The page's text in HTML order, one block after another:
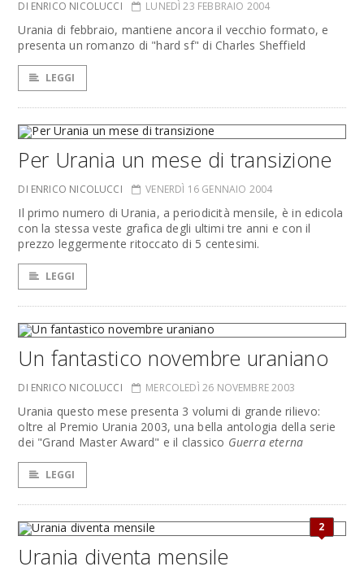
DI ENRICO NICOLUCCI LUNEDÌ 23 FEBBRAIO 2004
Urania di febbraio, mantiene ancora il vecchio formato, e
presenta un romanzo di "hard sf" di Charles Sheffield
LEGGI
Per Urania un mese di transizione
DI ENRICO NICOLUCCI VENERDÌ 16 GENNAIO 2004
Il primo numero di Urania, a periodicità mensile, è in edicola
con la stessa veste grafica degli ultimi tre anni e con il
prezzo leggermente ritoccato di 5 centesimi.
LEGGI
Un fantastico novembre uraniano
DI ENRICO NICOLUCCI MERCOLEDÌ 26 NOVEMBRE 2003
Urania questo mese presenta 3 volumi di grande rilievo:
oltre al Premio Urania 2003, una bella antologia della serie
dei "Grand Master Award" e il classico Guerra eterna
LEGGI
2
Urania diventa mensile